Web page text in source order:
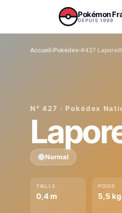
Pokémon
DEPUIS 1999
Accueil›Pokédex›#427
N° 427 · Pokédex
Normal
TAILLE
0,4 m
POIDS
5,5 kg